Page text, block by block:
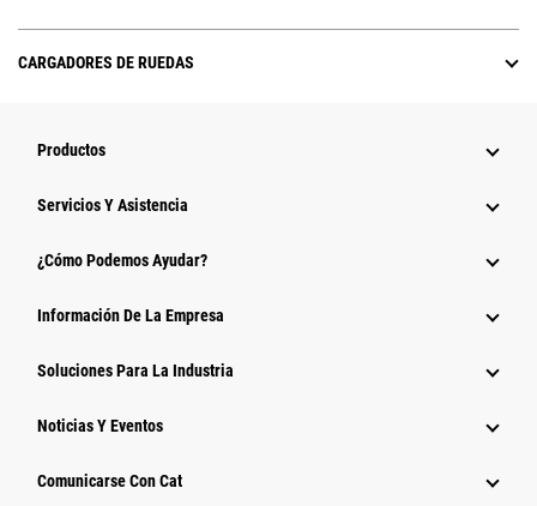
CARGADORES DE RUEDAS
Productos
Servicios Y Asistencia
¿Cómo Podemos Ayudar?
Información De La Empresa
Soluciones Para La Industria
Noticias Y Eventos
Comunicarse Con Cat